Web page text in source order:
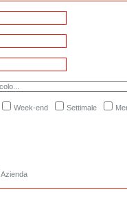
Week-end Settimale
Azienda